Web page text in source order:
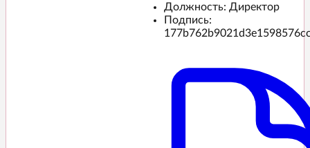
Должность: Директор
Подпись: